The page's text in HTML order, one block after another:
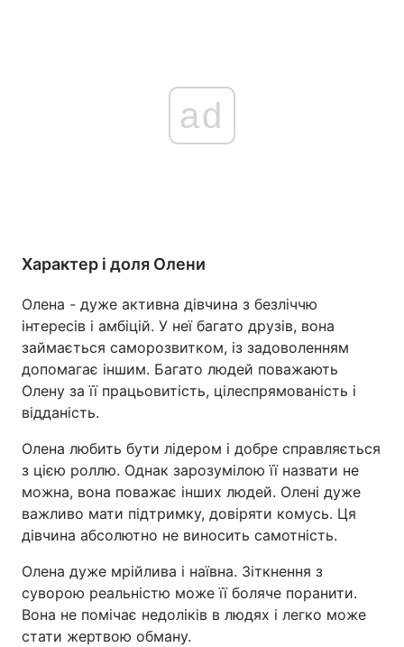
ad
Характер і доля Олени
Олена - дуже активна дівчина з безліччю
інтересів і амбіцій. У неї багато друзів, вона
займається саморозвитком, із задоволенням
допомагає іншим. Багато людей поважають
Олену за її працьовитість, цілеспрямованість і
відданість.
Олена любить бути лідером і добре справляється
з цією роллю. Однак зарозумілою її назвати не
можна, вона поважає інших людей. Олені дуже
важливо мати підтримку, довіряти комусь. Ця
дівчина абсолютно не виносить самотність.
Олена дуже мрійлива і наївна. Зіткнення з
суворою реальністю може її боляче поранити.
Вона не помічає недоліків в людях і легко може
стати жертвою обману.